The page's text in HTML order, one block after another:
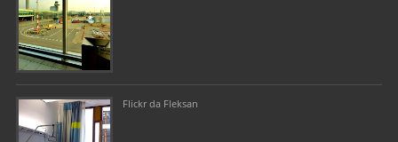
Flickr da Fleksan